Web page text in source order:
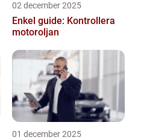
02 december 2025
Enkel guide: Kontrollera
motoroljan
01 december 2025